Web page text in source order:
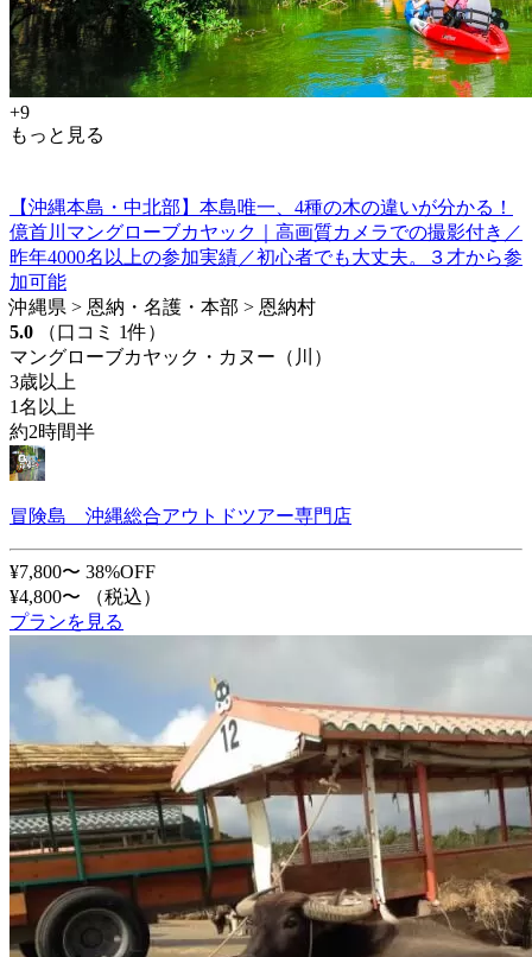
+9
もっと見る
【沖縄本島・中北部】本島唯一、4種の木の違いが分かる！
億首川マングローブカヤック｜高画質カメラでの撮影付き／
昨年4000名以上の参加実績／初心者でも大丈夫。３才から参
加可能
沖縄県 > 恩納・名護・本部 > 恩納村
5.0
（口コミ 1件）
マングローブカヤック・カヌー（川）
3歳以上
1名以上
約2時間半
冒険島 沖縄総合アウトドツアー専門店
¥7,800〜 38%OFF
¥4,800〜
（税込）
プランを見る